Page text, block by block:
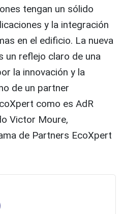
tengan un sólido
y la integración
en el edificio. La nueva
un reflejo claro de una
la innovación y la
de un partner
como es AdR
Victor Moure,
de Partners EcoXpert